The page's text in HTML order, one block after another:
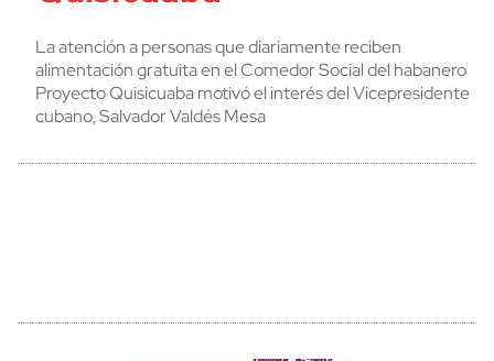
La atención a personas que diariamente reciben
alimentación gratuita en el Comedor Social del habanero
Proyecto Quisicuaba motivó el interés del Vicepresidente
cubano, Salvador Valdés Mesa